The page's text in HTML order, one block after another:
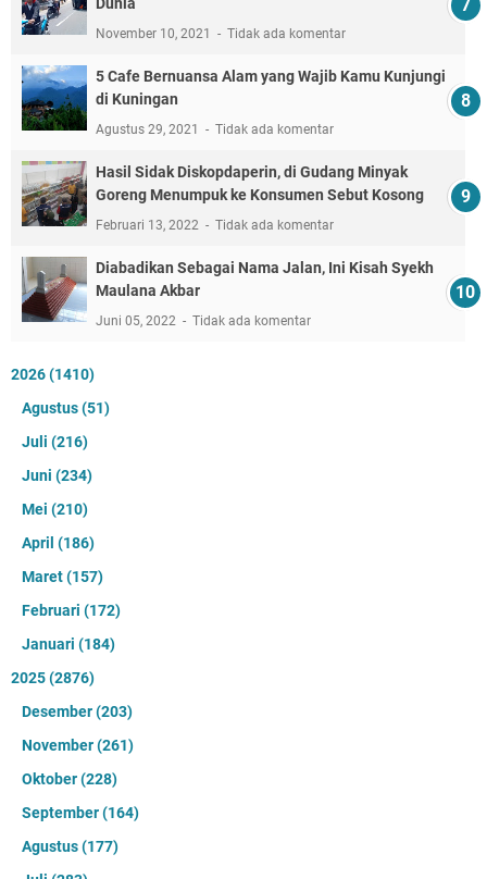
Dunia
November 10, 2021 Tidak ada komentar
5 Cafe Bernuansa Alam yang Wajib Kamu Kunjungi
di Kuningan
Agustus 29, 2021 Tidak ada komentar
Hasil Sidak Diskopdaperin, di Gudang Minyak
Goreng Menumpuk ke Konsumen Sebut Kosong
Februari 13, 2022 Tidak ada komentar
Diabadikan Sebagai Nama Jalan, Ini Kisah Syekh
Maulana Akbar
Juni 05, 2022 Tidak ada komentar
2026(1410)
Agustus(51)
Juli (216)
Juni (234)
Mei (210)
April (186)
Maret(157)
Februari (172)
Januari (184)
2025(2876)
Desember(203)
November(261)
Oktober(228)
September(164)
Agustus(177)